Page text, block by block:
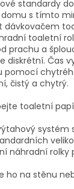
standardy
s tímto
dávkovačem
toaletní
prachu a
diskrétní. Čas
pomocí
čistý a chytrý.
toaletní
systém
náhradní rolky
ho na stěnu